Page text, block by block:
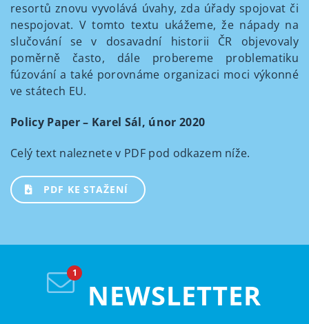
resortů znovu vyvolává úvahy, zda úřady spojovat či
nespojovat. V tomto textu ukážeme, že nápady na
slučování se v dosavadní historii ČR objevovaly
poměrně často, dále probereme problematiku
fúzování a také porovnáme organizaci moci výkonné
ve státech EU.
Policy Paper – Karel Sál, únor 2020
Celý text naleznete v PDF pod odkazem níže.
PDF KE STAŽENÍ
NEWSLETTER